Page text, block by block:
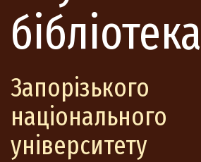
бібліотека
Запорізького
національного
університету